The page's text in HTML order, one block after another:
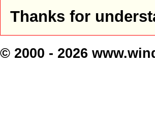
Thanks for
© 2000 - 2026